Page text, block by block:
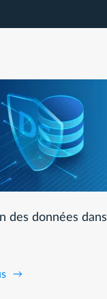
des données dans